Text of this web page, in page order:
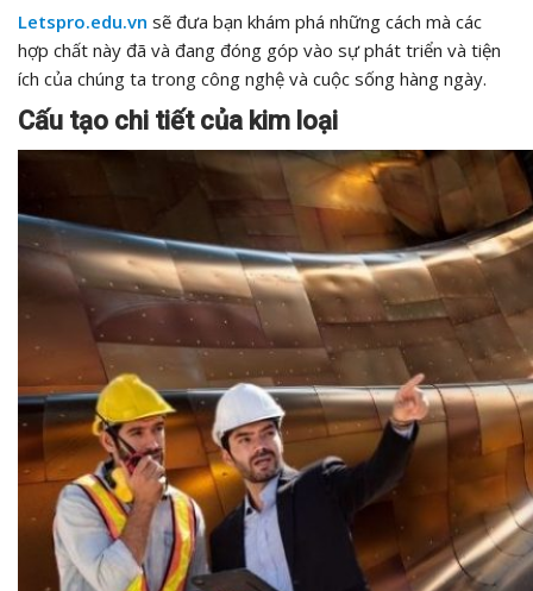
Letspro.edu.vn sẽ đưa bạn khám phá những cách mà các
hợp chất này đã và đang đóng góp vào sự phát triển và tiện
ích của chúng ta trong công nghệ và cuộc sống hàng ngày.
Cấu tạo chi tiết của kim loại